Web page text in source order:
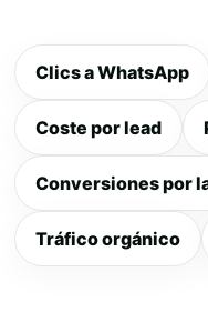
Clics a WhatsApp
Coste por lead
Conversiones por
Tráfico orgánico